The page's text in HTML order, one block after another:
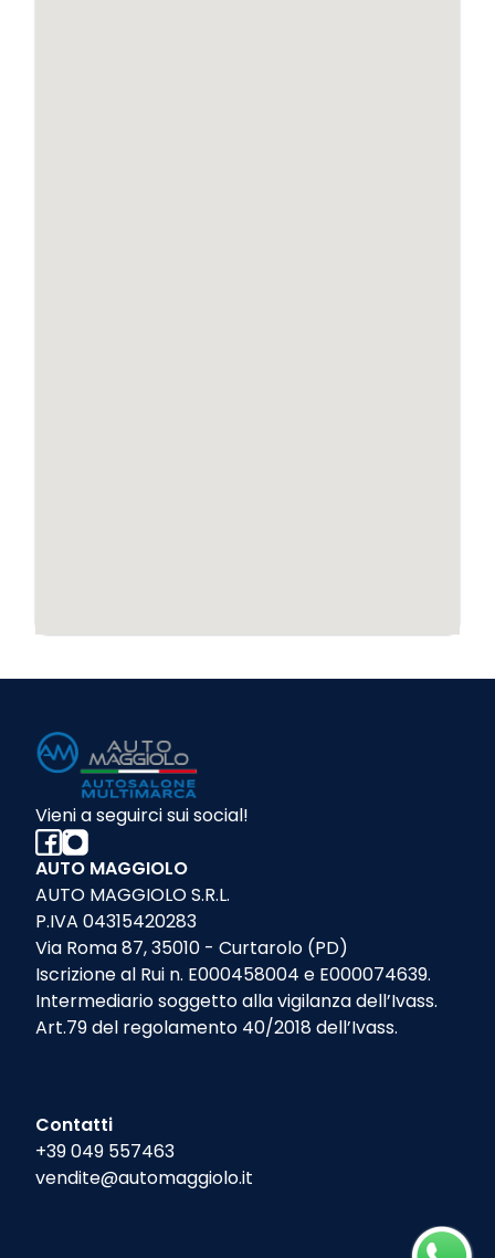
Vieni a seguirci sui social!
AUTO MAGGIOLO
AUTO MAGGIOLO S.R.L.
P.IVA 04315420283
Via Roma 87, 35010 - Curtarolo (PD)
Iscrizione al Rui n. E000458004 e E000074639.
Intermediario soggetto alla vigilanza dell’Ivass.
Art.79 del regolamento 40/2018 dell’Ivass.
Contatti
+39 049 557463
vendite@automaggiolo.it